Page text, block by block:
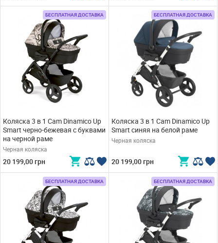
БЕСПЛАТНАЯ ДОСТАВКА
Коляска 3 в 1 Cam Dinamico Up
Smart черно-бежевая с буквами
на черной раме
Черная коляска
20 199,00 грн
БЕСПЛАТНАЯ ДОСТАВКА
Коляска 3 в 1 Cam Dinamico Up
Smart синяя на белой раме
Черная коляска
20 199,00 грн
БЕСПЛАТНАЯ ДОСТАВКА БЕСПЛАТНАЯ ДОСТАВКА